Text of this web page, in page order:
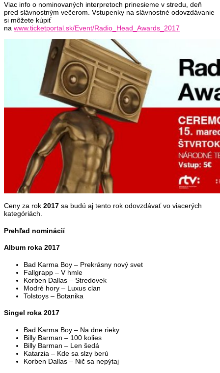
Viac info o nominovaných interpretoch prinesieme v stredu, deň
pred slávnostným večerom. Vstupenky na slávnostné odovzdávanie
si môžete kúpiť
na www.ticketportal.sk/Event/Radio_Head_Awards_2017
Ceny za rok 2017 sa budú aj tento rok odovzdávať vo viacerých
kategóriách.
Prehľad nominácií
Album roka 2017
Bad Karma Boy – Prekrásny nový svet
Fallgrapp – V hmle
Korben Dallas – Stredovek
Modré hory – Luxus clan
Tolstoys – Botanika
Singel roka 2017
Bad Karma Boy – Na dne rieky
Billy Barman – 100 kolies
Billy Barman – Len šedá
Katarzia – Kde sa slzy berú
Korben Dallas – Nič sa nepýtaj